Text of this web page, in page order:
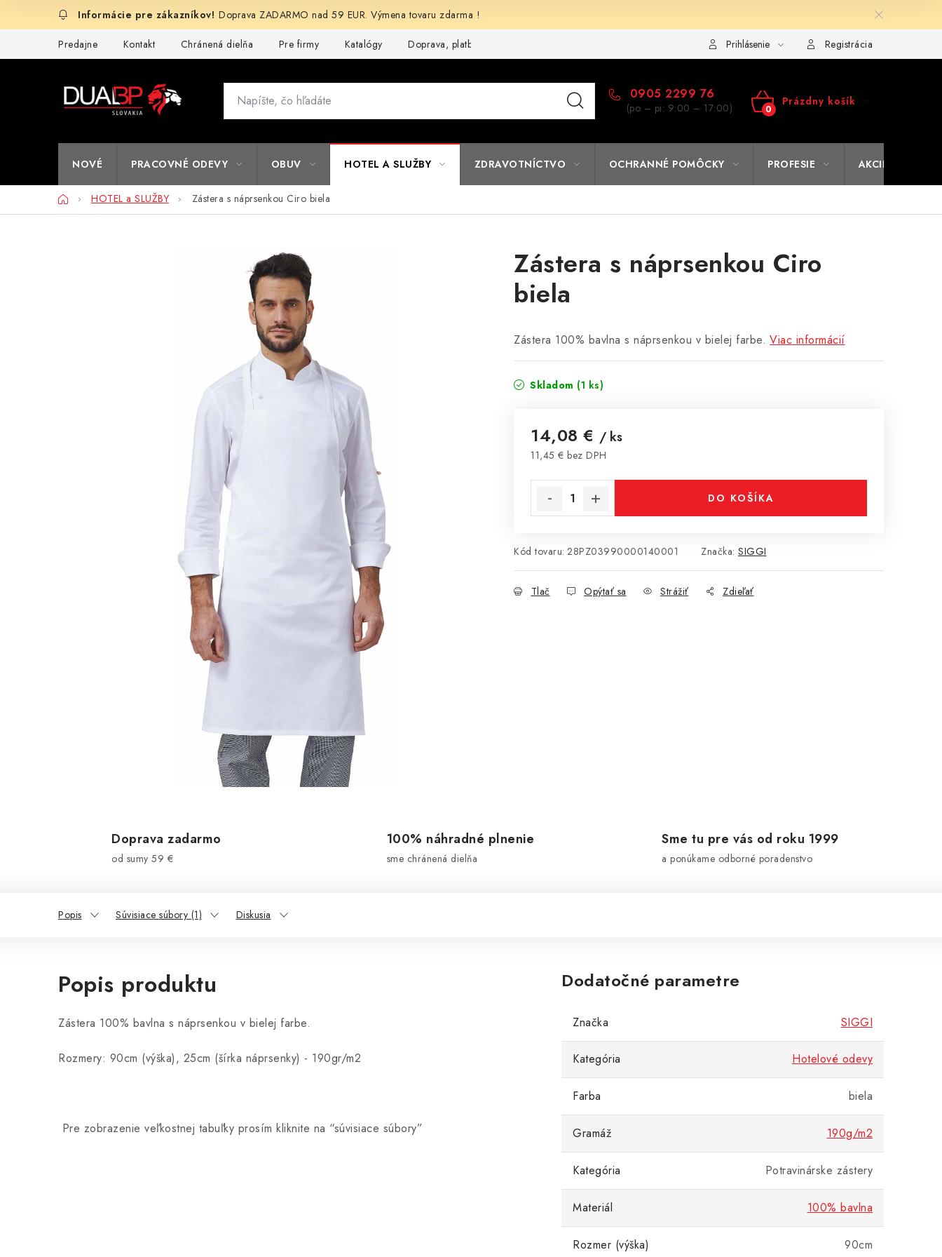
Doprava ZADARMO nad 59 EUR. Výmena tovaru zdarma !
Predajne Kontakt Chránená dielňa Pre firmy Katalógy Doprava, platba a zľavy Formulár na výmenu tovaru Kto sme Reklamačný poriadok
Prihlásenie Registrácia
0905 2299 76
(po – pi: 9:00 – 17:00)
NÁKUPNÝ
Prázdny košík
NOVÉ PRACOVNÉ ODEVY OBUV HOTEL A SLUŽBY ZDRAVOTNÍCTVO OCHRANNÉ POMÔCKY PROFESIE AKCIE
DomovHOTEL a SLUŽBY Zástera s náprsenkou Ciro biela
Zástera s náprsenkou Ciro
biela
Zástera 100% bavlna s náprsenkou v bielej farbe. Viac informácií
Skladom (1 ks)
14,08 € / ks
11,45 € bez DPH
DO KOŠÍKA
Kód tovaru: 28PZ03990000140001 Značka: SIGGI
Tlač Opýtať sa Strážiť Zdieľať
Doprava zadarmo
od sumy 59 €
100% náhradné plnenie
sme chránená dielňa
Sme tu pre vás od roku 1999
a ponúkame odborné poradenstvo
Popis Súvisiace súbory (1) Diskusia
Popis produktu
Zástera 100% bavlna s náprsenkou v bielej farbe.
Rozmery: 90cm (výška), 25cm (šírka náprsenky) - 190gr/m2
Pre zobrazenie veľkostnej tabuľky prosím kliknite na “súvisiace súbory”
Dodatočné parametre
Značka SIGGI
Kategória Hotelové odevy
Farba biela
Gramáž 190g/m2
Kategória Potravinárske zástery
Materiál 100% bavlna
Rozmer (výška) 90cm